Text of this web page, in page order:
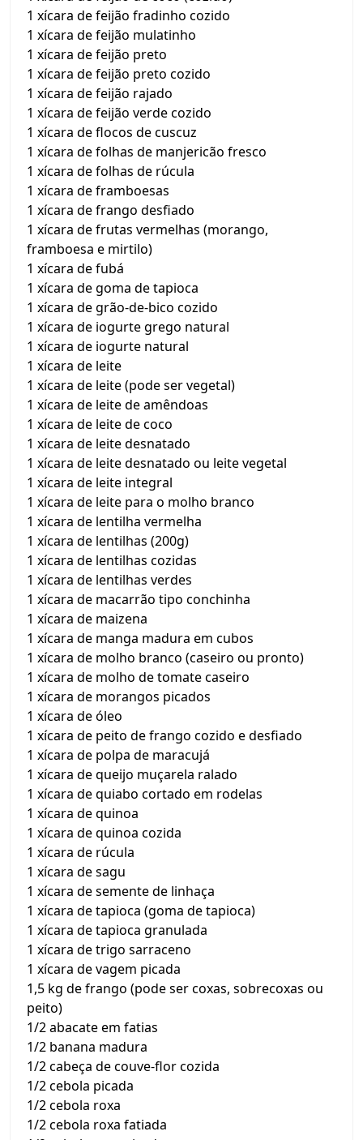
1 xícara de feijão fradinho cozido
1 xícara de feijão mulatinho
1 xícara de feijão preto
1 xícara de feijão preto cozido
1 xícara de feijão rajado
1 xícara de feijão verde cozido
1 xícara de flocos de cuscuz
1 xícara de folhas de manjericão fresco
1 xícara de folhas de rúcula
1 xícara de framboesas
1 xícara de frango desfiado
1 xícara de frutas vermelhas (morango,
framboesa e mirtilo)
1 xícara de fubá
1 xícara de goma de tapioca
1 xícara de grão-de-bico cozido
1 xícara de iogurte grego natural
1 xícara de iogurte natural
1 xícara de leite
1 xícara de leite (pode ser vegetal)
1 xícara de leite de amêndoas
1 xícara de leite de coco
1 xícara de leite desnatado
1 xícara de leite desnatado ou leite vegetal
1 xícara de leite integral
1 xícara de leite para o molho branco
1 xícara de lentilha vermelha
1 xícara de lentilhas (200g)
1 xícara de lentilhas cozidas
1 xícara de lentilhas verdes
1 xícara de macarrão tipo conchinha
1 xícara de maizena
1 xícara de manga madura em cubos
1 xícara de molho branco (caseiro ou pronto)
1 xícara de molho de tomate caseiro
1 xícara de morangos picados
1 xícara de óleo
1 xícara de peito de frango cozido e desfiado
1 xícara de polpa de maracujá
1 xícara de queijo muçarela ralado
1 xícara de quiabo cortado em rodelas
1 xícara de quinoa
1 xícara de quinoa cozida
1 xícara de rúcula
1 xícara de sagu
1 xícara de semente de linhaça
1 xícara de tapioca (goma de tapioca)
1 xícara de tapioca granulada
1 xícara de trigo sarraceno
1 xícara de vagem picada
1,5 kg de frango (pode ser coxas, sobrecoxas ou
peito)
1/2 abacate em fatias
1/2 banana madura
1/2 cabeça de couve-flor cozida
1/2 cebola picada
1/2 cebola roxa
1/2 cebola roxa fatiada